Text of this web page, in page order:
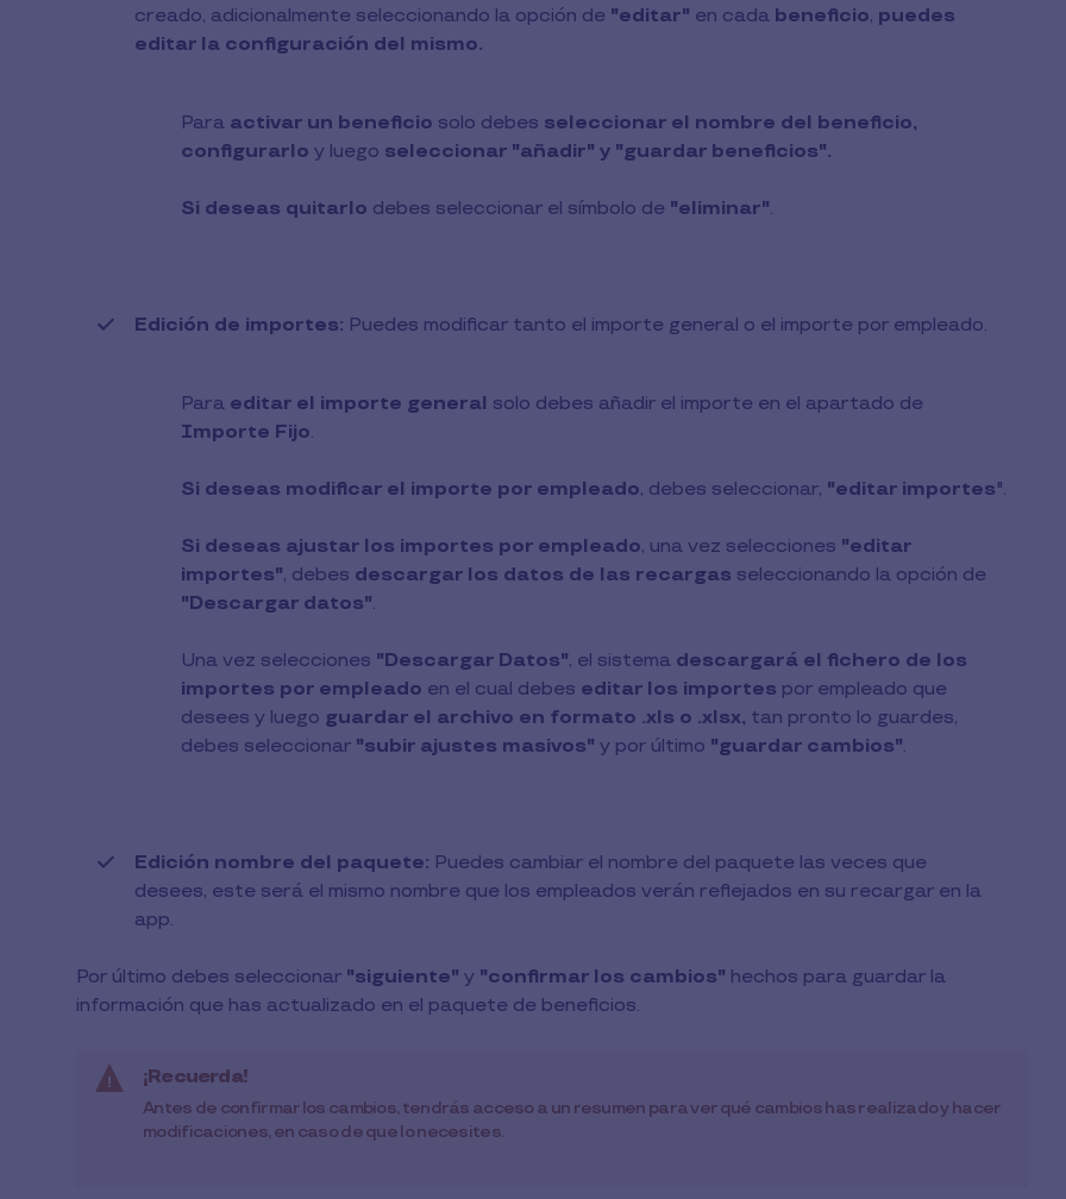
creado, adicionalmente seleccionando la opción de "editar" en cada beneficio, puedes
editar la configuración del mismo.
Para activar un beneficio solo debes seleccionar el nombre del beneficio,
configurarlo y luego seleccionar "añadir" y "guardar beneficios".
Si deseas quitarlo debes seleccionar el símbolo de "eliminar".
Edición de importes: Puedes modificar tanto el importe general o el importe por empleado.
Para editar el importe general solo debes añadir el importe en el apartado de
Importe Fijo.
Si deseas modificar el importe por empleado, debes seleccionar, "editar importes".
Si deseas ajustar los importes por empleado, una vez selecciones "editar
importes", debes descargar los datos de las recargas seleccionando la opción de
"Descargar datos".
Una vez selecciones "Descargar Datos", el sistema descargará el fichero de los
importes por empleado en el cual debes editar los importes por empleado que
desees y luego guardar el archivo en formato .xls o .xlsx, tan pronto lo guardes,
debes seleccionar "subir ajustes masivos" y por último "guardar cambios".
Edición nombre del paquete: Puedes cambiar el nombre del paquete las veces que
desees, este será el mismo nombre que los empleados verán reflejados en su recargar en la
app.
Por último debes seleccionar "siguiente" y "confirmar los cambios" hechos para guardar la
información que has actualizado en el paquete de beneficios.
¡Recuerda!
Antes de confirmar los cambios, tendrás acceso a un resumen para ver qué cambios has realizado y hacer
modificaciones, en caso de que lo necesites.